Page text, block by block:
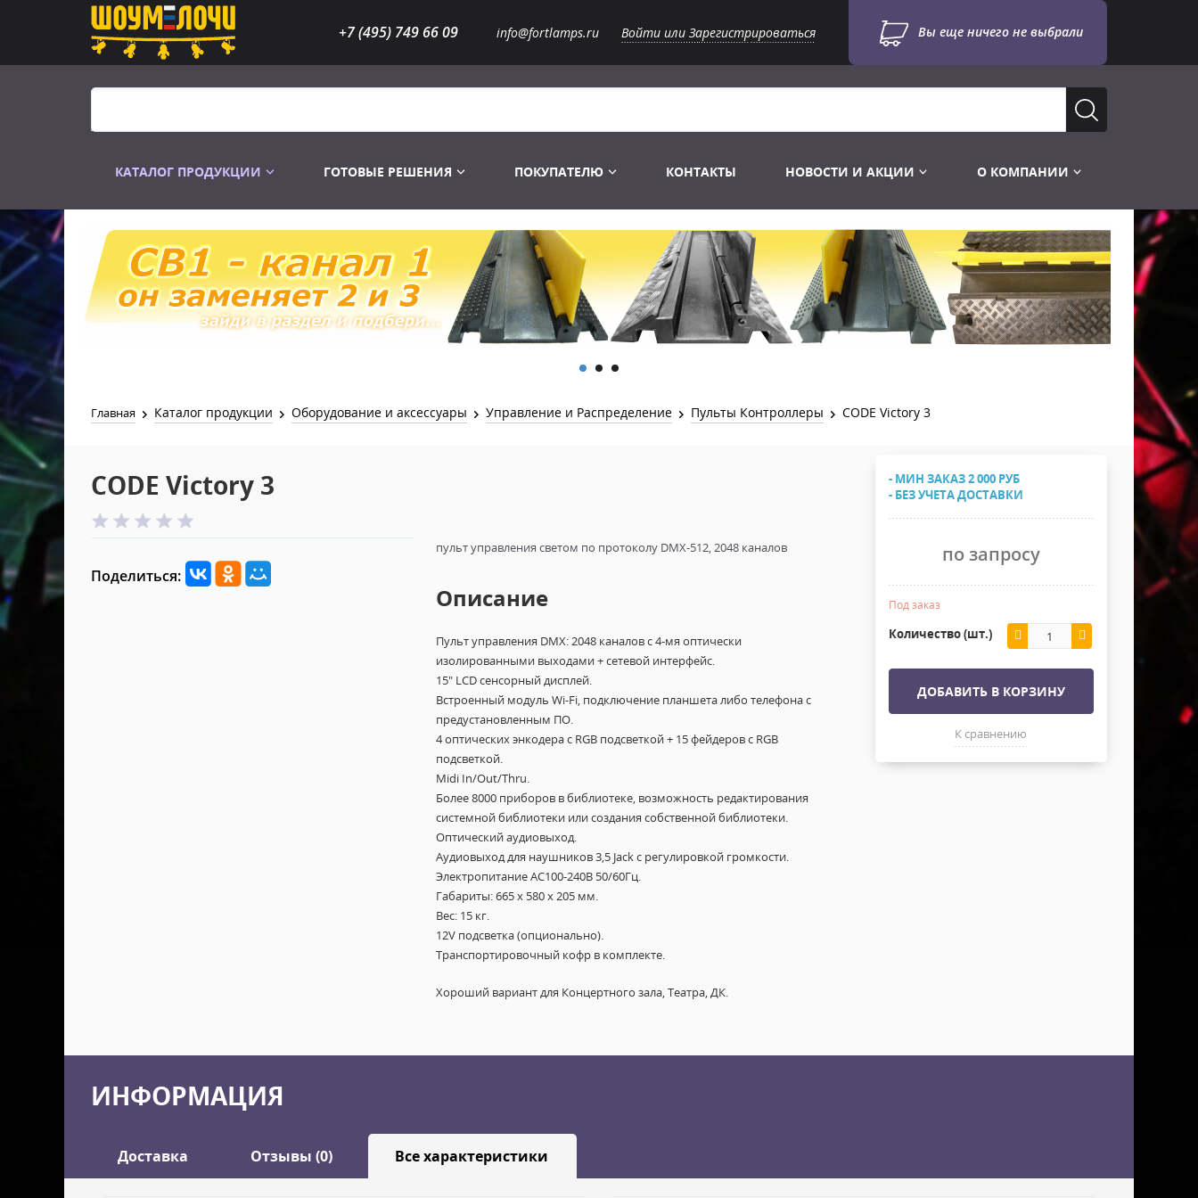
+7 (495) 749 66 09 info@fortlamps.ru Войти или Зарегистрироваться Вы еще ничего не выбрали
КАТАЛОГ ПРОДУКЦИИ
Распродажа
Лампы Винтаж Ретро Декор
Лампы галогенные 6-120 V
Лампы студийные 110-240 V
Лампы-фары PAR
Лампы для бассейна
Лампы газоразрядные
Лампы UV TUV HNS
Лампы видеопроекторные
Пускорегулирующая аппаратура
Распродажа
Перчатки
Сумки и подсумки
Инструменты
Готовые комплекты
Конструктор МИКРОСЦЕНА
Распродажа
Световое оборудование
Аксессуары для света
Лебёдки и Аксессуары
Фермы Штативы Стойки
Хомуты Кронштейны Страховка
Защитные чехлы и Кейсы
Распродажа
2х канальные модули
6и канальные модули
Напольные покрытия
Лежачий полицейский ИДН
ГОТОВЫЕ РЕШЕНИЯ ПОКУПАТЕЛЮ КОНТАКТЫ НОВОСТИ И АКЦИИ О КОМПАНИИ
Главная Каталог продукции Оборудование и аксессуары Управление и Распределение Пульты Контроллеры CODE Victory 3
CODE Victory 3
Поделиться:
пульт управления светом по протоколу DMX-512, 2048 каналов
Описание
Пульт управления DMX: 2048 каналов с 4-мя оптически
изолированными выходами + сетевой интерфейс.
15" LCD сенсорный дисплей.
Встроенный модуль Wi-Fi, подключение планшета либо телефона с
предустановленным ПО.
4 оптических энкодера с RGB подсветкой + 15 фейдеров с RGB
подсветкой.
Midi In/Out/Thru.
Более 8000 приборов в библиотеке, возможность редактирования
системной библиотеки или создания собственной библиотеки.
Оптический аудиовыход.
Аудиовыход для наушников 3,5 Jack с регулировкой громкости.
Электропитание AC100-240В 50/60Гц.
Габариты: 665 х 580 х 205 мм.
Вес: 15 кг.
12V подсветка (опционально).
Транспортировочный кофр в комплекте.
Хороший вариант для Концертного зала, Театра, ДК.
- МИН ЗАКАЗ 2 000 РУБ
- БЕЗ УЧЕТА ДОСТАВКИ
по запросу
Под заказ
Количество (шт.)
ДОБАВИТЬ В КОРЗИНУ
К сравнению
ИНФОРМАЦИЯ
Доставка Отзывы (0) Все характеристики